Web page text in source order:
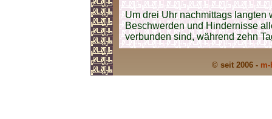
Um drei Uhr nachmittags langten
Beschwerden und Hindernisse
verbunden sind, während zehn
© seit 2006 -